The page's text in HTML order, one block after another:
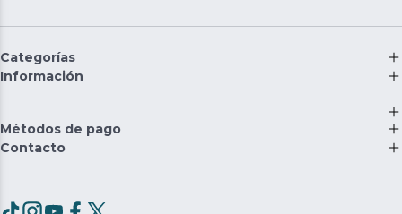
Categorías
Información
Métodos de pago
Contacto